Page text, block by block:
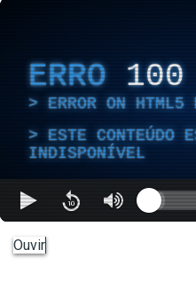
ERRO 100
ERROR ON HTML5
ESTE CONTEÚDO
INDISPONÍVEL
Ouvir